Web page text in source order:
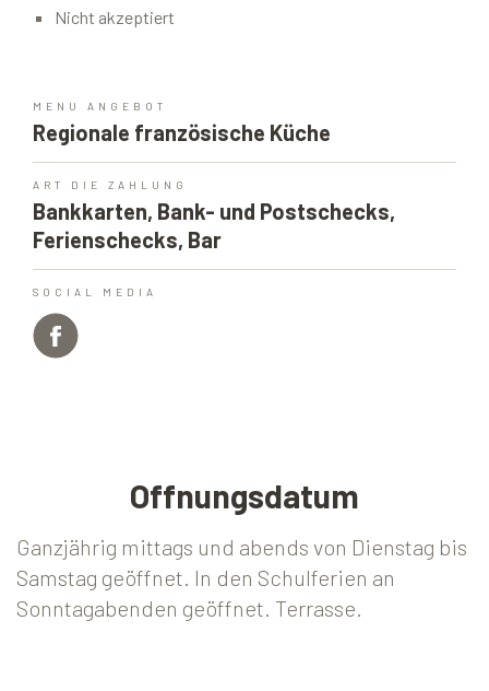
Nicht akzeptiert
MENU ANGEBOT
Regionale französische Küche
ART DIE ZAHLUNG
Bankkarten, Bank- und Postschecks,
Ferienschecks, Bar
SOCIAL MEDIA
Offnungsdatum
Ganzjährig mittags und abends von Dienstag bis
Samstag geöffnet. In den Schulferien an
Sonntagabenden geöffnet. Terrasse.